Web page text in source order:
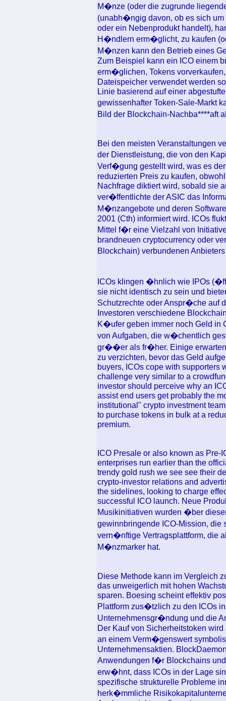
M�nze (oder die zugrunde
(unabh�ngig davon, ob es sich
oder ein Nebenprodukt handelt),
H�ndlern erm�glicht, zu kaufen
M�nzen kann den Betrieb eines
Zum Beispiel kann ein ICO einem
erm�glichen, Tokens
Dateispeicher verwendet werden
Linie basierend auf einer
gewissenhafter Token-Sale-Markt
Bild der Blockchain-Nachba****aft
Bei den meisten Veranstaltungen
der Dienstleistung, die von den
Verf�gung gestellt wird, was es
reduzierten Preis zu kaufen,
Nachfrage diktiert wird, sobald sie
ver�ffentlichte der ASIC das
M�nzangebote und deren
2001 (Cth) informiert wird. ICOs
Mittel f�r eine Vielzahl von
brandneuen cryptocurrency oder
Blockchain) verbundenen
ICOs klingen �hnlich wie IPOs
sie nicht identisch zu sein und
Schutzrechte oder Anspr�che auf
Investoren verschiedene
K�ufer geben immer noch Geld in
von Aufgaben, die w�chentlich
gr��er als fr�her. Einige
zu verzichten, bevor das Geld
buyers, ICOs cope with supporters
challenge very similar to a
investor should perceive why an
assist end users get probably the
institutional" crypto investment
to purchase tokens in bulk at a
premium.
ICO Presale or also known as Pre-
enterprises run earlier than the
trendy gold rush we see see their
crypto-investor relations and
the sidelines, looking to charge
successful ICO launch. Neue
Musikinitiativen wurden �ber
gewinnbringende ICO-Mission,
vern�nftige Vertragsplattform, die
M�nzmarker hat.
Diese Methode kann im Vergleich
das unweigerlich mit hohen
sparen. Boesing scheint effektiv
Plattform zus�tzlich zu den ICOs
Unternehmensgr�ndung und die
Der Kauf von Sicherheitstoken
an einem Verm�genswert
Unternehmensaktien.
Anwendungen f�r Blockchains
erw�hnt, dass ICOs in der Lage
spezifische strukturelle Probleme
herk�mmliche